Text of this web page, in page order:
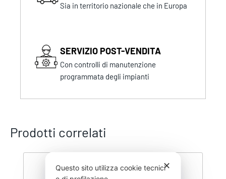
Sia in territorio nazionale che in Europa
SERVIZIO POST-VENDITA
Con controlli di manutenzione
programmata degli impianti
Prodotti correlati
✕
Questo sito utilizza cookie tecnici